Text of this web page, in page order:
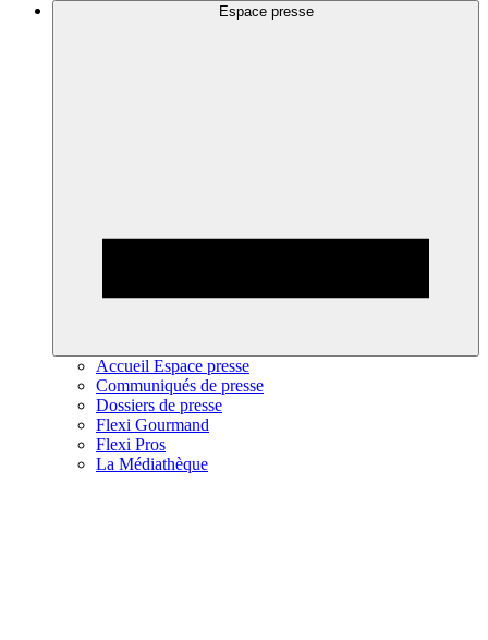
Espace presse
Accueil Espace presse
Communiqués de presse
Dossiers de presse
Flexi Gourmand
Flexi Pros
La Médiathèque